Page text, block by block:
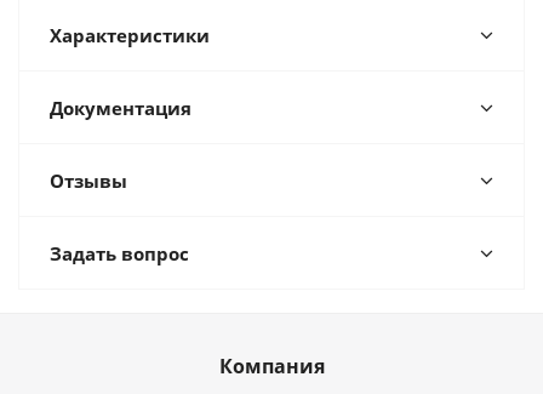
Характеристики
Документация
Отзывы
Задать вопрос
Компания